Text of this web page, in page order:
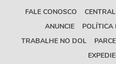
FALE CONOSCO
ANUNCIE
POLÍTICA
TRABALHE NO DOL